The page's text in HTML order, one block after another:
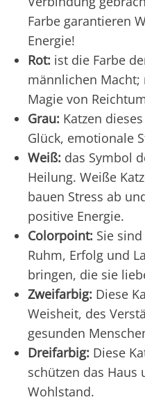
Farbe garantieren
Energie!
Rot: ist die Farbe
männlichen Macht;
Magie von
Grau: Katzen
Glück, emotionale
Weiß: das Symbol
Heilung. Weiße
bauen Stress ab
positive Energie.
Colorpoint: Sie
Ruhm, Erfolg und
bringen, die sie
Zweifarbig: Diese
Weisheit, des
gesunden
Dreifarbig: Diese
schützen das Haus
Wohlstand.